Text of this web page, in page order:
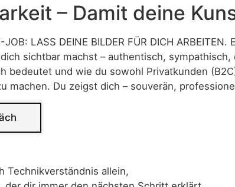
– Damit deine
JOB: LASS DEINE BILDER FÜR DICH
sichtbar machst – authentisch,
bedeutet und wie du sowohl Privatkunden
machen. Du zeigst dich – souverän,
Technikverständnis allein,